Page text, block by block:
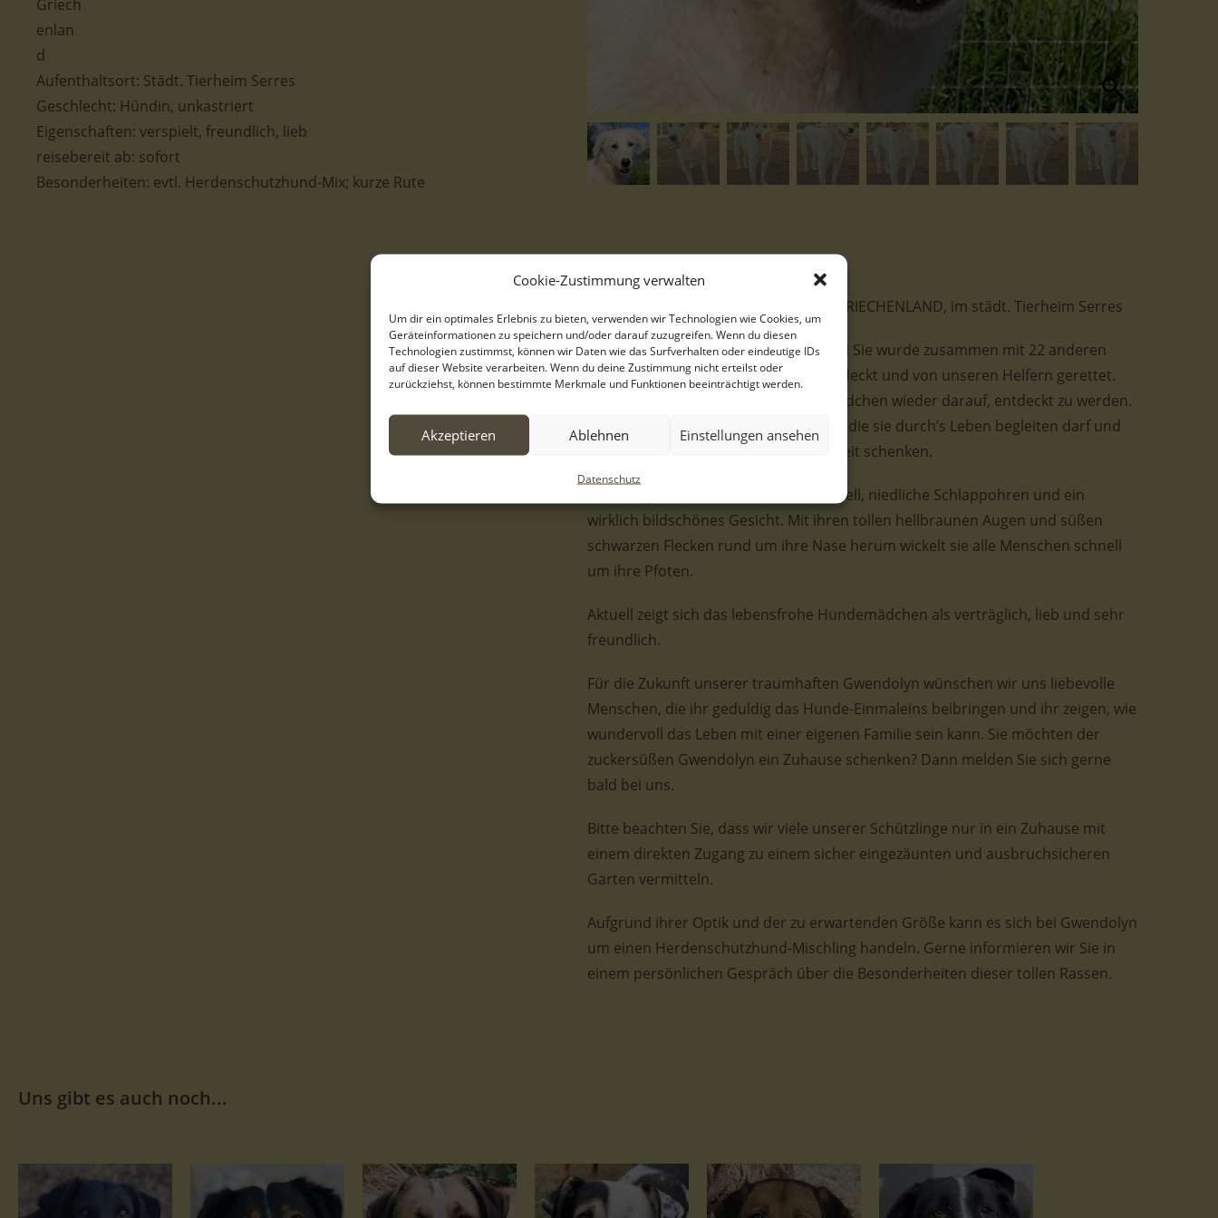
Cookie-Zustimmung verwalten
Um dir ein optimales Erlebnis zu bieten, verwenden wir Technologien wie Cookies, um
Geräteinformationen zu speichern und/oder darauf zuzugreifen. Wenn du diesen
Technologien zustimmst, können wir Daten wie das Surfverhalten oder eindeutige IDs
auf dieser Website verarbeiten. Wenn du deine Zustimmung nicht erteilst oder
zurückziehst, können bestimmte Merkmale und Funktionen beeinträchtigt werden.
Akzeptieren Ablehnen Einstellungen ansehen
Datenschutz
Aufenthaltsort: Städt. Tierheim Serres
Geschlecht: Hündin, unkastriert
Eigenschaften: verspielt, freundlich, lieb
reisebereit ab: sofort
Besonderheiten: evtl. Herdenschutzhund-Mix; kurze Rute
Gwendolyn, geb. ca. 04/2021, lebt in GRIECHENLAND, im städt. Tierheim Serres
Zucker pur, das ist unsere Gwendolyn! Sie wurde zusammen mit 22 anderen
Welpen in den Bergen von Serres entdeckt und von unseren Helfern gerettet.
Nun wartet das zuckersüße Hundemädchen wieder darauf, entdeckt zu werden.
Dieses Mal von liebevollen Menschen, die sie durch’s Leben begleiten darf und
die ihr ein tolles Zuhause auf Lebenszeit schenken.
Gwendolyn hat zauberhaftes weißes Fell, niedliche Schlappohren und ein
wirklich bildschönes Gesicht. Mit ihren tollen hellbraunen Augen und süßen
schwarzen Flecken rund um ihre Nase herum wickelt sie alle Menschen schnell
um ihre Pfoten.
Aktuell zeigt sich das lebensfrohe Hundemädchen als verträglich, lieb und sehr
freundlich.
Für die Zukunft unserer traumhaften Gwendolyn wünschen wir uns liebevolle
Menschen, die ihr geduldig das Hunde-Einmaleins beibringen und ihr zeigen, wie
wundervoll das Leben mit einer eigenen Familie sein kann. Sie möchten der
zuckersüßen Gwendolyn ein Zuhause schenken? Dann melden Sie sich gerne
bald bei uns.
Bitte beachten Sie, dass wir viele unserer Schützlinge nur in ein Zuhause mit
einem direkten Zugang zu einem sicher eingezäunten und ausbruchsicheren
Garten vermitteln.
Aufgrund ihrer Optik und der zu erwartenden Größe kann es sich bei Gwendolyn
um einen Herdenschutzhund-Mischling handeln. Gerne informieren wir Sie in
einem persönlichen Gespräch über die Besonderheiten dieser tollen Rassen.
Uns gibt es auch noch...